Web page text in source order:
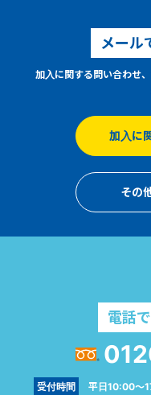
メール
加入に関する問い合わせ
加入に
その
電話
受付時間
平日10:00～